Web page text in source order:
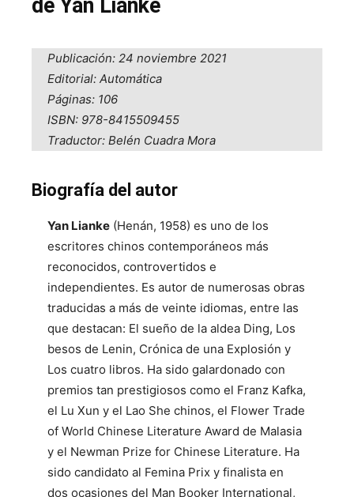
de Yan Lianke
Publicación: 24 noviembre 2021
Editorial: Automática
Páginas: 106
ISBN: 978-8415509455
Traductor: Belén Cuadra Mora
Biografía del autor
Yan Lianke (Henán, 1958) es uno de los
escritores chinos contemporáneos más
reconocidos, controvertidos e
independientes. Es autor de numerosas obras
traducidas a más de veinte idiomas, entre las
que destacan: El sueño de la aldea Ding, Los
besos de Lenin, Crónica de una Explosión y
Los cuatro libros. Ha sido galardonado con
premios tan prestigiosos como el Franz Kafka,
el Lu Xun y el Lao She chinos, el Flower Trade
of World Chinese Literature Award de Malasia
y el Newman Prize for Chinese Literature. Ha
sido candidato al Femina Prix y finalista en
dos ocasiones del Man Booker International,